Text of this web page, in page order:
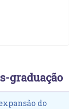
graduação
do